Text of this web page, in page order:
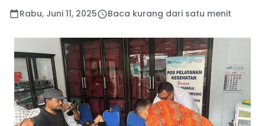
Rabu, Juni 11, 2025 Baca kurang dari satu menit